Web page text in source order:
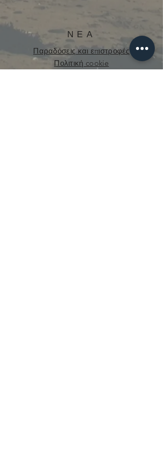
ΝΕΑ
Παραδόσεις και επιστροφές
Πολιτική cookie